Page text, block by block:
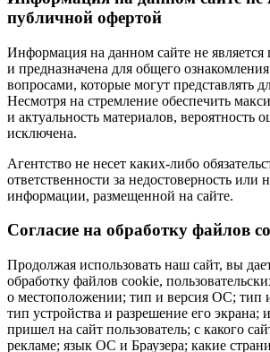
публичной офертой
Информация на данном сайте не
и предназначена для общего
вопросами, которые могут представлять
Несмотря на стремление обеспечить
и актуальность материалов, вероятность
исключена.
Агентство не несет каких-либо
ответственности за недостоверность или
информации, размещенной на сайте.
Cогласие на обработку файлов
Продолжая использовать наш сайт, вы
обработку файлов cookie,
о местоположении; тип и версия ОС; тип и
тип устройства и разрешение его экрана;
пришел на сайт пользователь; с какого
рекламе; язык ОС и Браузера; какие